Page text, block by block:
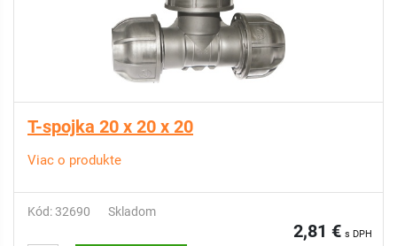
T-spojka 20 x 20 x 20
Viac o produkte
Kód: 32690 Skladom
2,81 € s DPH